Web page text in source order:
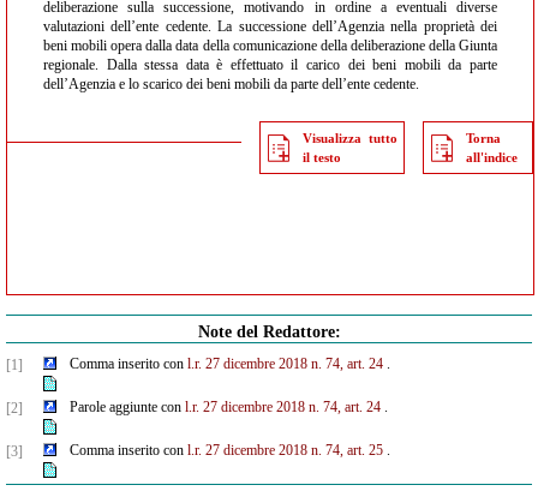
deliberazione sulla successione, motivando in ordine a eventuali diverse
valutazioni dell’ente cedente. La successione dell’Agenzia nella proprietà dei
beni mobili opera dalla data della comunicazione della deliberazione della Giunta
regionale. Dalla stessa data è effettuato il carico dei beni mobili da parte
dell’Agenzia e lo scarico dei beni mobili da parte dell’ente cedente.
Visualizza tutto
il testo
Torna
all'indice
Note del Redattore:
[1] Comma inserito con l.r. 27 dicembre 2018 n. 74, art. 24.
[2] Parole aggiunte con l.r. 27 dicembre 2018 n. 74, art. 24.
[3] Comma inserito con l.r. 27 dicembre 2018 n. 74, art. 25.